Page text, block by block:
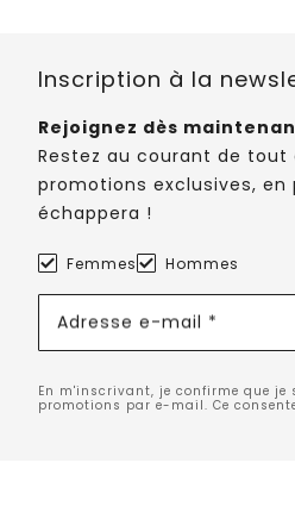
Inscription à la
Rejoignez dès
Restez au courant de
promotions exclusives,
échappera !
Femmes Hommes
Adresse e-mail *
En m'inscrivant, je confirme que je
promotions par e-mail. Ce